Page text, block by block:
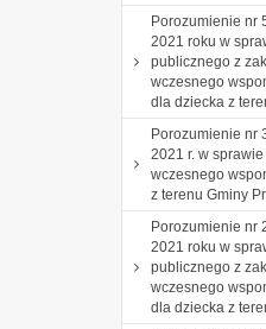
Porozumienie nr
2021 roku w
publicznego z
wczesnego
dla dziecka z
Porozumienie nr
2021 r. w
wczesnego
z terenu Gminy
Porozumienie nr
2021 roku w
publicznego z
wczesnego
dla dziecka z